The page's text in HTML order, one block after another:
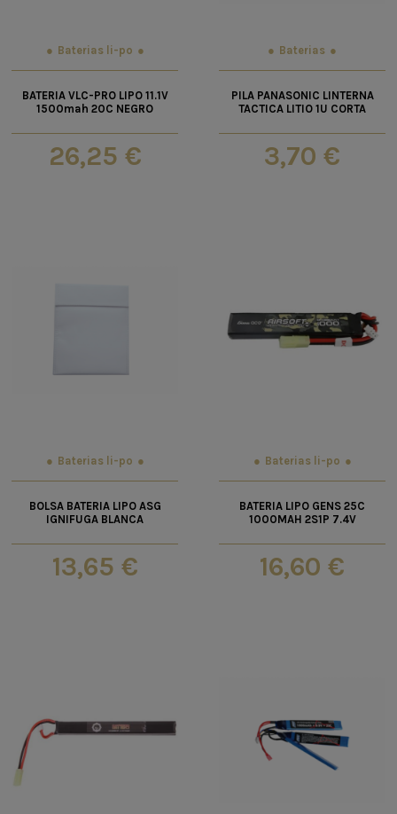
Baterias li-po
BATERIA VLC-PRO LIPO 11.1V
1500mah 20C NEGRO
26,25 €
Baterias
PILA PANASONIC LINTERNA
TACTICA LITIO 1U CORTA
3,70 €
Baterias li-po
BOLSA BATERIA LIPO ASG
IGNIFUGA BLANCA
13,65 €
Baterias li-po
BATERIA LIPO GENS 25C
1000MAH 2S1P 7.4V
16,60 €